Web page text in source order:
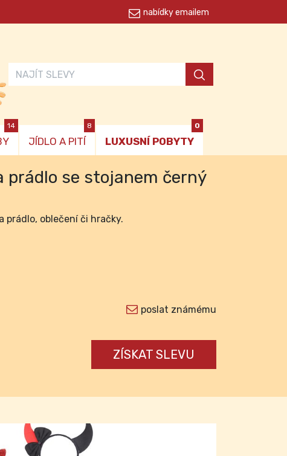
nabídky emailem
14
JÍDLO A PITÍ
8
LUXUSNÍ POBYTY
0
prádlo se stojanem černý
prádlo, oblečení či hračky.
poslat známému
ZÍSKAT SLEVU